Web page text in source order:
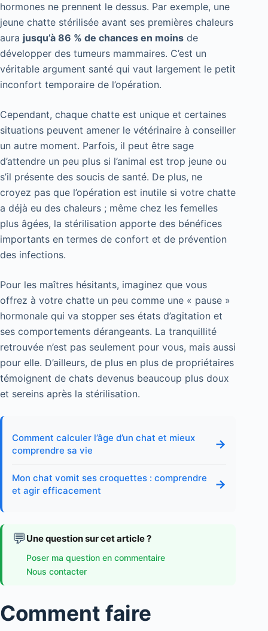
hormones ne prennent le dessus. Par exemple, une
jeune chatte stérilisée avant ses premières chaleurs
aura jusqu’à 86 % de chances en moins de
développer des tumeurs mammaires. C’est un
véritable argument santé qui vaut largement le petit
inconfort temporaire de l’opération.
Cependant, chaque chatte est unique et certaines
situations peuvent amener le vétérinaire à conseiller
un autre moment. Parfois, il peut être sage
d’attendre un peu plus si l’animal est trop jeune ou
s’il présente des soucis de santé. De plus, ne
croyez pas que l’opération est inutile si votre chatte
a déjà eu des chaleurs ; même chez les femelles
plus âgées, la stérilisation apporte des bénéfices
importants en termes de confort et de prévention
des infections.
Pour les maîtres hésitants, imaginez que vous
offrez à votre chatte un peu comme une « pause »
hormonale qui va stopper ses états d’agitation et
ses comportements dérangeants. La tranquillité
retrouvée n’est pas seulement pour vous, mais aussi
pour elle. D’ailleurs, de plus en plus de propriétaires
témoignent de chats devenus beaucoup plus doux
et sereins après la stérilisation.
Comment calculer l’âge d’un chat et mieux
comprendre sa vie
→
Mon chat vomit ses croquettes : comprendre
et agir efficacement
→
💬 Une question sur cet article ?
Poser ma question en commentaire
Nous contacter
Comment faire